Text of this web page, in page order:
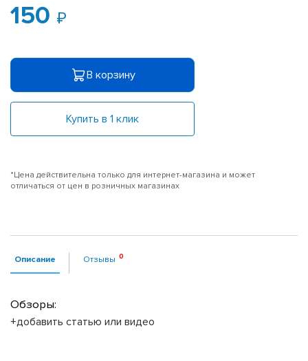
150
В корзину
Купить в 1 клик
*Цена действительна только для интернет-магазина и может
отличаться от цен в розничных магазинах
Описание Отзывы
Обзоры:
+добавить статью или видео